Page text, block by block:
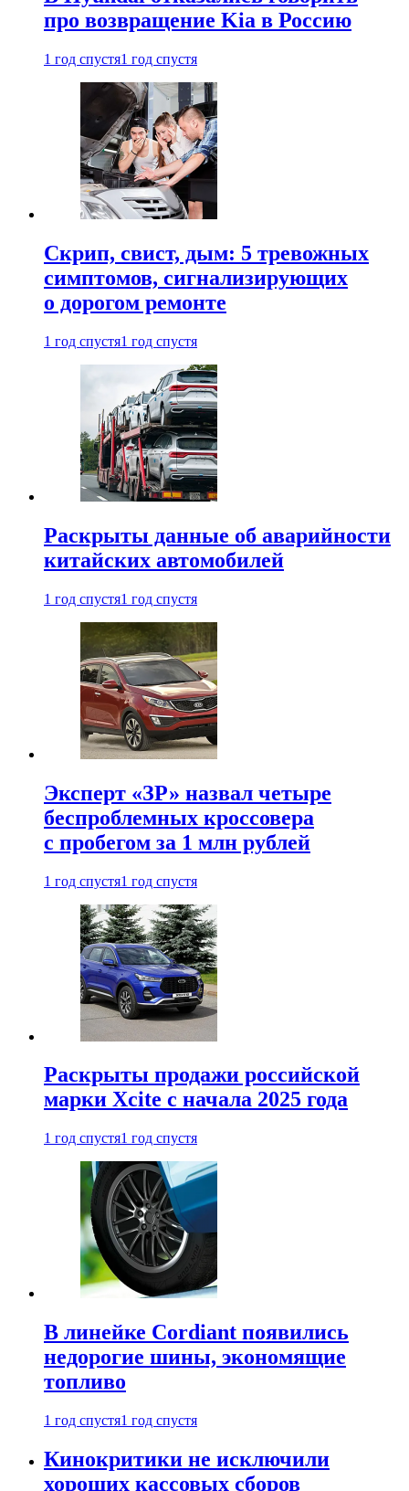
про возвращение Kia в Россию
1 год спустя1 год спустя
Скрип, свист, дым: 5 тревожных
симптомов, сигнализирующих
о дорогом ремонте
1 год спустя1 год спустя
Раскрыты данные об аварийности
китайских автомобилей
1 год спустя1 год спустя
Эксперт «ЗР» назвал четыре
беспроблемных кроссовера
с пробегом за 1 млн рублей
1 год спустя1 год спустя
Раскрыты продажи российской
марки Xcite с начала 2025 года
1 год спустя1 год спустя
В линейке Cordiant появились
недорогие шины, экономящие
топливо
1 год спустя1 год спустя
Кинокритики не исключили
хороших кассовых сборов